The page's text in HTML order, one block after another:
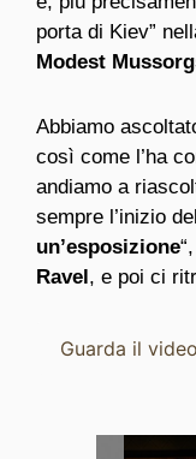
porta di Kiev”
Modest
Abbiamo
così come l’ha
andiamo a
sempre l’inizio
un’esposizione
Ravel, e poi ci
Guarda il video